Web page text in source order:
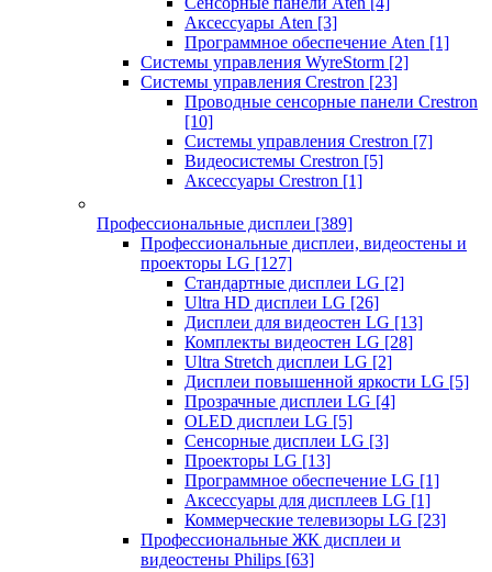
Аксессуары Aten [3]
Программное обеспечение Aten [1]
Системы управления WyreStorm [2]
Системы управления Crestron [23]
Проводные сенсорные панели Crestron
[10]
Системы управления Crestron [7]
Видеосистемы Crestron [5]
Аксессуары Crestron [1]
Профессиональные дисплеи [389]
Профессиональные дисплеи, видеостены и
проекторы LG [127]
Стандартные дисплеи LG [2]
Ultra HD дисплеи LG [26]
Дисплеи для видеостен LG [13]
Комплекты видеостен LG [28]
Ultra Stretch дисплеи LG [2]
Дисплеи повышенной яркости LG [5]
Прозрачные дисплеи LG [4]
OLED дисплеи LG [5]
Сенсорные дисплеи LG [3]
Проекторы LG [13]
Программное обеспечение LG [1]
Аксессуары для дисплеев LG [1]
Коммерческие телевизоры LG [23]
Профессиональные ЖК дисплеи и
видеостены Philips [63]